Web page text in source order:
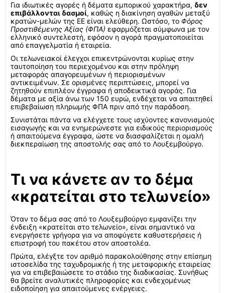
Για ιδιωτικές αγορές ή δέματα εμπορικού χαρακτήρα, δεν
επιβάλλονται δασμοί, καθώς η διακίνηση αγαθών μεταξύ
κρατών-μελών της ΕΕ είναι ελεύθερη. Ωστόσο, το Φόρος
Προστιθέμενης Αξίας (ΦΠΑ) εφαρμόζεται σύμφωνα με τον
ελληνικό συντελεστή, εφόσον η αγορά πραγματοποιείται
από επαγγελματία ή εταιρεία.
Οι τελωνειακοί έλεγχοι επικεντρώνονται κυρίως στην
ταυτοποίηση του περιεχομένου και στην πρόληψη
μεταφοράς απαγορευμένων ή περιορισμένων
αντικειμένων. Σε ορισμένες περιπτώσεις, μπορεί να
ζητηθούν επιπλέον έγγραφα ή αποδεικτικά αγοράς. Για
δέματα με αξία άνω των 150 ευρώ, ενδέχεται να απαιτηθεί
επιβεβαίωση πληρωμής ΦΠΑ πριν από την παράδοση.
Συνιστάται πάντα να ελέγχετε τους ισχύοντες κανονισμούς
εισαγωγής και να ενημερώνεστε για ειδικούς περιορισμούς
ή απαιτούμενα έγγραφα, ώστε να διασφαλίζεται η ομαλή
διεκπεραίωση της αποστολής σας από το Λουξεμβούργο.
Τι να κάνετε αν το δέμα
«κρατείται στο τελωνείο»
Όταν το δέμα σας από το Λουξεμβούργο εμφανίζει την
ένδειξη «κρατείται στο τελωνείο», είναι σημαντικό να
ενεργήσετε γρήγορα για να αποφύγετε καθυστερήσεις ή
επιστροφή του πακέτου στον αποστολέα.
Πρώτα, ελέγξτε τον αριθμό παρακολούθησης στην επίσημη
ιστοσελίδα της ταχυδρομικής ή της μεταφορικής εταιρείας
για να επιβεβαιώσετε το στάδιο της διαδικασίας. Συνήθως
θα βρείτε αναλυτικές πληροφορίες και ενδεχομένως
ειδοποίηση για απαιτούμενες ενέργειες.